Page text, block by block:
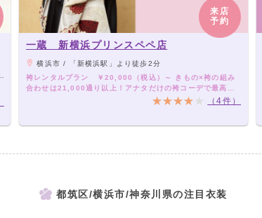
来店
予約
一蔵 新横浜プリンスペペ店
横浜市 / 「新横浜駅」より徒歩2分
袴レンタルプラン ￥20,000（税込）～ きもの×袴の組み
合わせは21,000通り以上！アナタだけの袴コーデで最高の
（4件）
都筑区/横浜市/神奈川県の注目衣装